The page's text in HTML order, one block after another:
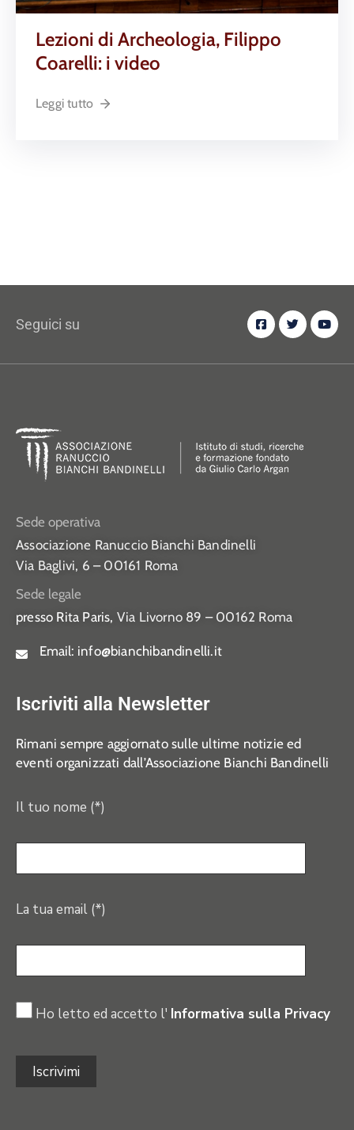
Lezioni di Archeologia, Filippo
Coarelli: i video
Leggi tutto
Seguici su
Sede operativa
Associazione Ranuccio Bianchi Bandinelli
Via Baglivi, 6 – 00161 Roma
Sede legale
presso Rita Paris, Via Livorno 89 – 00162 Roma
Email: info@bianchibandinelli.it
Iscriviti alla Newsletter
Rimani sempre aggiornato sulle ultime notizie ed
eventi organizzati dall’Associazione Bianchi Bandinelli
Il tuo nome (*)
La tua email (*)
Ho letto ed accetto l' Informativa sulla Privacy